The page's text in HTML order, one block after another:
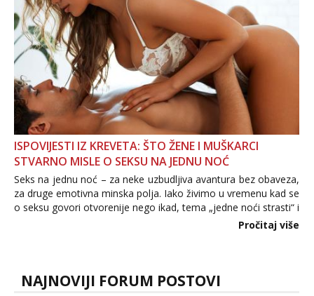
ISPOVIJESTI IZ KREVETA: ŠTO ŽENE I MUŠKARCI
STVARNO MISLE O SEKSU NA JEDNU NOĆ
Seks na jednu noć – za neke uzbudljiva avantura bez obaveza,
za druge emotivna minska polja. Iako živimo u vremenu kad se
o seksu govori otvorenije nego ikad, tema „jedne noći strasti“ i
dalje izaziva burne rasprave. Što zapravo misle žene, a što
Pročitaj više
NAJNOVIJI FORUM POSTOVI